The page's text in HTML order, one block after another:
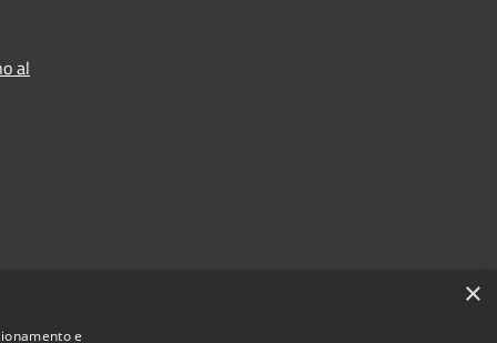
al
×
e